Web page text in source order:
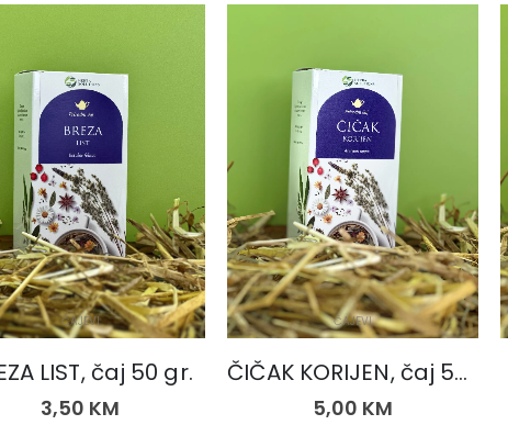
ČAJEVI
LIST, čaj 50 gr.
3,50 KM
ČAJEVI
ČIČAK KORIJEN, čaj 50 gr.
5,00 KM